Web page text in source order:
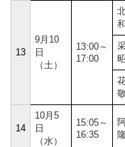
13
9月10
日
（土）
13:00～
17:00
昭
14
10月5
日
（水）
15:05～
16:35